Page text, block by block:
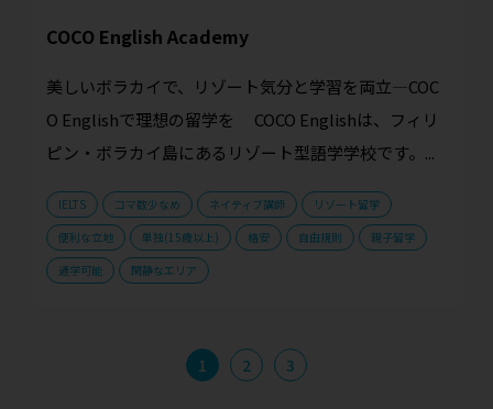
COCO English Academy
美しいボラカイで、リゾート気分と学習を両立—COC
O Englishで理想の留学を COCO Englishは、フィリ
ピン・ボラカイ島にあるリゾート型語学学校です。...
IELTS コマ数少なめ ネイティブ講師
リゾート留学
便利な立地
単独(15歳以上) 格安 自由規則
親子留学
通学可能
閑静なエリア
1 2 3